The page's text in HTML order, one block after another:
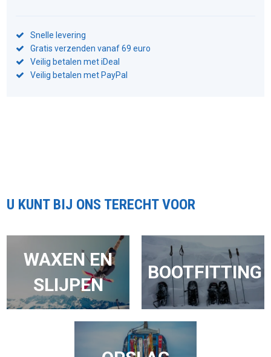
Snelle levering
Gratis verzenden vanaf 69 euro
Veilig betalen met iDeal
Veilig betalen met PayPal
U KUNT BIJ ONS TERECHT VOOR
WAXEN EN
SLIJPEN
BOOTFITTING